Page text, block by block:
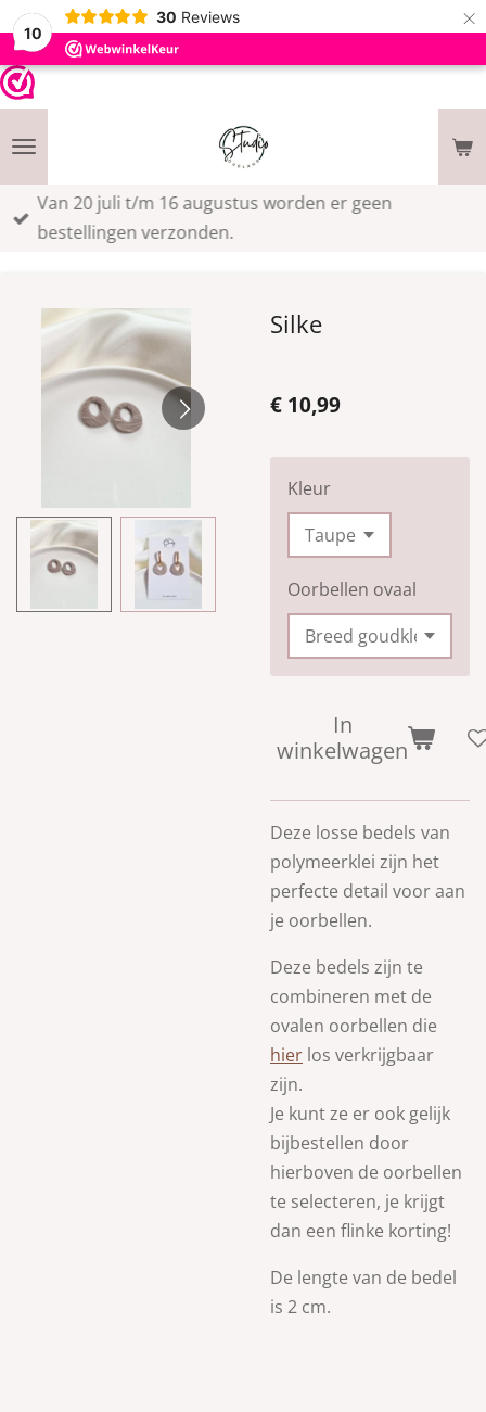
10
30 Reviews ×
Van 20 juli t/m 16 augustus worden er geen
bestellingen verzonden.
Silke
€ 10,99
Kleur
Oorbellen ovaal
In
winkelwagen
Deze losse bedels van
polymeerklei zijn het
perfecte detail voor aan
je oorbellen.
Deze bedels zijn te
combineren met de
ovalen oorbellen die
hier los verkrijgbaar
zijn.
Je kunt ze er ook gelijk
bijbestellen door
hierboven de oorbellen
te selecteren, je krijgt
dan een flinke korting!
De lengte van de bedel
is 2 cm.